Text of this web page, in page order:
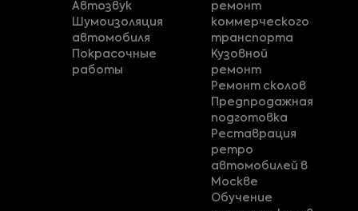
Автозвук
Шумоизоляция
автомобиля
Покрасочные
работы
ремонт
коммерческого
транспорта
Кузовной
ремонт
Ремонт сколов
Предпродажная
подготовка
Реставрация
ретро
автомобилей в
Москве
Обучение